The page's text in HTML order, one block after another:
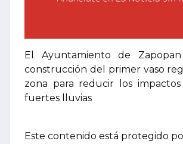
El Ayuntamiento de
construcción del primer vaso
zona para reducir los
fuertes lluvias
Este contenido está protegido